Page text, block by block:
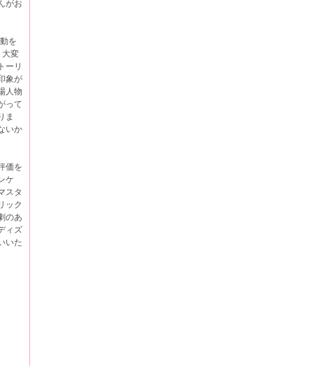
がお
を
大変
ーリ
象が
人物
って
ま
いか
価を
ケ
スタ
ック
のあ
ィズ
いた